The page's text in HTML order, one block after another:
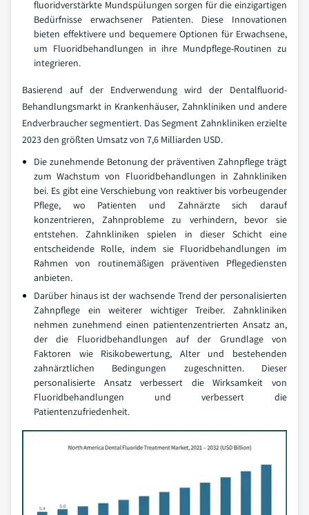
fluoridverstärkte Mundspülungen sorgen für die einzigartigen
Bedürfnisse erwachsener Patienten. Diese Innovationen
bieten effektivere und bequemere Optionen für Erwachsene,
um Fluoridbehandlungen in ihre Mundpflege-Routinen zu
integrieren.
Basierend auf der Endverwendung wird der Dentalfluorid-
Behandlungsmarkt in Krankenhäuser, Zahnkliniken und andere
Endverbraucher segmentiert. Das Segment Zahnkliniken erzielte
2023 den größten Umsatz von 7,6 Milliarden USD.
Die zunehmende Betonung der präventiven Zahnpflege trägt
zum Wachstum von Fluoridbehandlungen in Zahnkliniken
bei. Es gibt eine Verschiebung von reaktiver bis vorbeugender
Pflege, wo Patienten und Zahnärzte sich darauf
konzentrieren, Zahnprobleme zu verhindern, bevor sie
entstehen. Zahnkliniken spielen in dieser Schicht eine
entscheidende Rolle, indem sie Fluoridbehandlungen im
Rahmen von routinemäßigen präventiven Pflegediensten
anbieten.
Darüber hinaus ist der wachsende Trend der personalisierten
Zahnpflege ein weiterer wichtiger Treiber. Zahnkliniken
nehmen zunehmend einen patientenzentrierten Ansatz an,
der die Fluoridbehandlungen auf der Grundlage von
Faktoren wie Risikobewertung, Alter und bestehenden
zahnärztlichen Bedingungen zugeschnitten. Dieser
personalisierte Ansatz verbessert die Wirksamkeit von
Fluoridbehandlungen und verbessert die
Patientenzufriedenheit.